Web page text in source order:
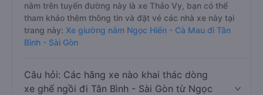
nằm trên tuyến đường này là xe Thảo Vy, bạn có thể
tham khảo thêm thông tin và đặt vé các nhà xe này tại
trang này: Xe giường nằm Ngọc Hiển - Cà Mau đi Tân
Bình - Sài Gòn
Câu hỏi: Các hãng xe nào khai thác dòng
xe ghế ngồi đi Tân Bình - Sài Gòn từ Ngọc